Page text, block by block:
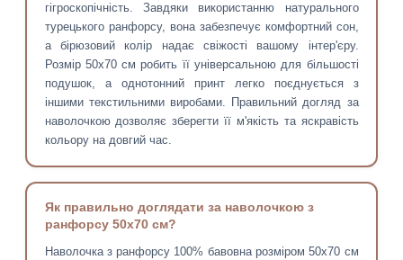
гігроскопічність. Завдяки використанню натурального
турецького ранфорсу, вона забезпечує комфортний сон,
а бірюзовий колір надає свіжості вашому інтер'єру.
Розмір 50х70 см робить її універсальною для більшості
подушок, а однотонний принт легко поєднується з
іншими текстильними виробами. Правильний догляд за
наволочкою дозволяє зберегти її м'якість та яскравість
кольору на довгий час.
Як правильно доглядати за наволочкою з
ранфорсу 50х70 см?
Наволочка з ранфорсу 100% бавовна розміром 50х70 см